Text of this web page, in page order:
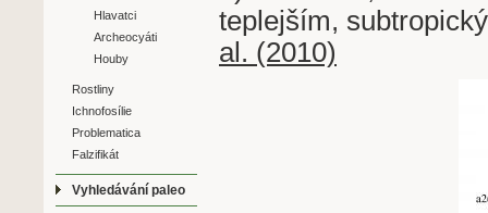
Hlavatci
Archeocyáti
Houby
Rostliny
Ichnofosílie
Problematica
Falzifikát
Vyhledávání paleo
teplejším,
al. (2010)